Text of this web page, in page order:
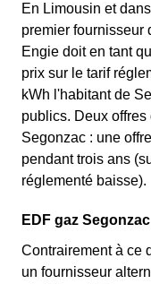
En Limousin et
premier fournisseur
Engie doit en tant
prix sur le tarif
kWh l'habitant de
publics. Deux
Segonzac : une
pendant trois ans
réglementé baisse).
EDF gaz
Contrairement à ce
un fournisseur